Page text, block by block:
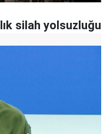
silah yolsuzluğu